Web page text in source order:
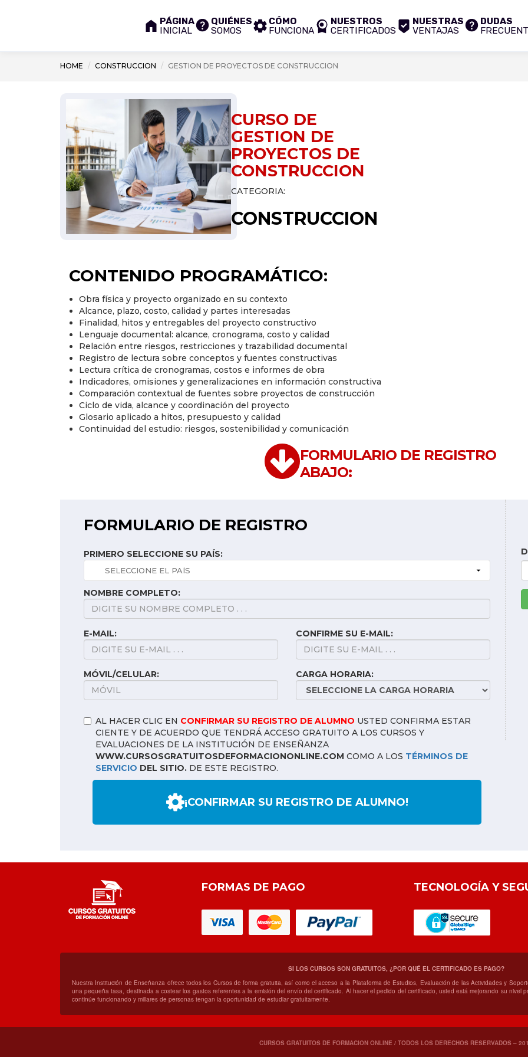
PÁGINA
INICIAL
QUIÉNES
SOMOS
CÓMO
FUNCIONA
NUESTROS
CERTIFICADOS
NUESTRAS
VENTAJAS
DUDAS
HOME CONSTRUCCION GESTION DE PROYECTOS DE CONSTRUCCION
CURSO DE
GESTION DE
PROYECTOS DE
CONSTRUCCION
CATEGORIA:
CONSTRUCCION
CONTENIDO PROGRAMÁTICO:
Obra física y proyecto organizado en su contexto
Alcance, plazo, costo, calidad y partes interesadas
Finalidad, hitos y entregables del proyecto constructivo
Lenguaje documental: alcance, cronograma, costo y calidad
Relación entre riesgos, restricciones y trazabilidad documental
Registro de lectura sobre conceptos y fuentes constructivas
Lectura crítica de cronogramas, costos e informes de obra
Indicadores, omisiones y generalizaciones en información constructiva
Comparación contextual de fuentes sobre proyectos de construcción
Ciclo de vida, alcance y coordinación del proyecto
Glosario aplicado a hitos, presupuesto y calidad
Continuidad del estudio: riesgos, sostenibilidad y comunicación
FORMULARIO DE REGISTRO
ABAJO:
FORMULARIO DE REGISTRO
PRIMERO SELECCIONE SU PAÍS:
NOMBRE COMPLETO:
E-MAIL: CONFIRME SU E-MAIL:
MÓVIL/CELULAR: CARGA HORARIA:
AL HACER CLIC EN CONFIRMAR SU REGISTRO DE ALUMNO USTED CONFIRMA ESTAR
CIENTE Y DE ACUERDO QUE TENDRÁ ACCESO GRATUITO A LOS CURSOS Y
EVALUACIONES DE LA INSTITUCIÓN DE ENSEÑANZA
WWW.CURSOSGRATUITOSDEFORMACIONONLINE.COM COMO A LOS TÉRMINOS DE
SERVICIO DEL SITIO. DE ESTE REGISTRO.
¡CONFIRMAR SU REGISTRO DE ALUMNO!
FORMAS DE PAGO TECNOLOGÍA Y
SI LOS CURSOS SON GRATUITOS, ¿POR QUÉ EL CERTIFICADO ES PAGO?
Nuestra Institución de Enseñanza ofrece todos los Cursos de forma gratuita, así como el acceso a la Plataforma de Estudios, Evaluación de las Actividades y
una pequeña tasa, destinada a costear los gastos referentes a la emisión del envío del certificado. Al hacer el pedido del certificado, usted está mejorando su nivel
continúe funcionando y millares de personas tengan la oportunidad de estudiar gratuitamente.
CURSOS GRATUITOS DE FORMACION ONLINE / TODOS LOS DERECHOS RESERVADOS –